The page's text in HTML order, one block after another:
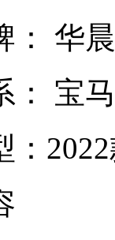
： 华
： 宝
：